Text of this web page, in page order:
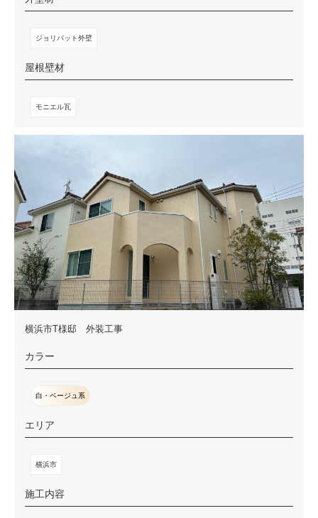
ジョリパット外壁
屋根壁材
モニエル瓦
横浜市T様邸 外装工事
カラー
白・ベージュ系
エリア
横浜市
施工内容